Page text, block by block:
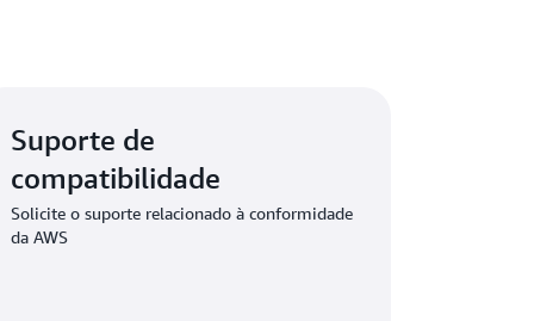
Suporte de
compatibilidade
Solicite o suporte relacionado à conformidade
da AWS